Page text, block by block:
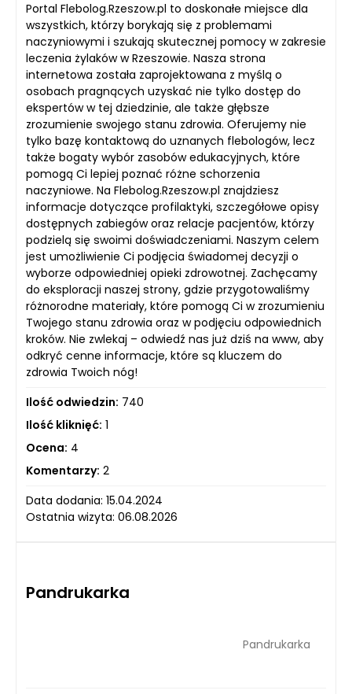
Portal Flebolog.Rzeszow.pl to doskonałe miejsce dla
wszystkich, którzy borykają się z problemami
naczyniowymi i szukają skutecznej pomocy w zakresie
leczenia żylaków w Rzeszowie. Nasza strona
internetowa została zaprojektowana z myślą o
osobach pragnących uzyskać nie tylko dostęp do
ekspertów w tej dziedzinie, ale także głębsze
zrozumienie swojego stanu zdrowia. Oferujemy nie
tylko bazę kontaktową do uznanych flebologów, lecz
także bogaty wybór zasobów edukacyjnych, które
pomogą Ci lepiej poznać różne schorzenia
naczyniowe. Na Flebolog.Rzeszow.pl znajdziesz
informacje dotyczące profilaktyki, szczegółowe opisy
dostępnych zabiegów oraz relacje pacjentów, którzy
podzielą się swoimi doświadczeniami. Naszym celem
jest umożliwienie Ci podjęcia świadomej decyzji o
wyborze odpowiedniej opieki zdrowotnej. Zachęcamy
do eksploracji naszej strony, gdzie przygotowaliśmy
różnorodne materiały, które pomogą Ci w zrozumieniu
Twojego stanu zdrowia oraz w podjęciu odpowiednich
kroków. Nie zwlekaj – odwiedź nas już dziś na www, aby
odkryć cenne informacje, które są kluczem do
zdrowia Twoich nóg!
Ilość odwiedzin: 740
Ilość kliknięć: 1
Ocena: 4
Komentarzy: 2
Data dodania: 15.04.2024
Ostatnia wizyta: 06.08.2026
Pandrukarka
Pandrukarka